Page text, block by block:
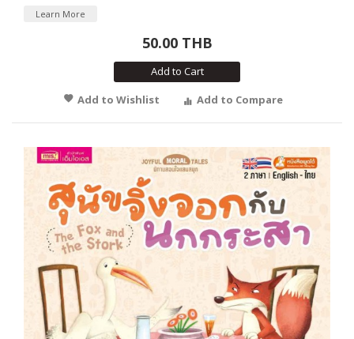
Learn More
50.00 THB
Add to Cart
Add to Wishlist
Add to Compare